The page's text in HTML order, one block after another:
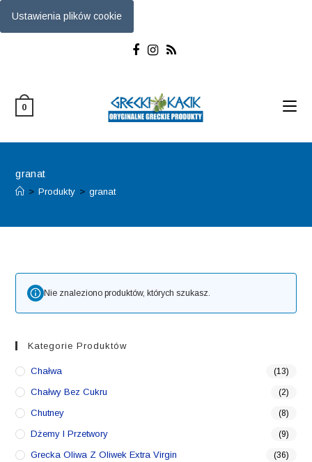
Ustawienia plików cookie
0
granat
> Produkty > granat
Nie znaleziono produktów, których szukasz.
Kategorie Produktów
Chałwa (13)
Chałwy Bez Cukru (2)
Chutney (8)
Dżemy I Przetwory (9)
Grecka Oliwa Z Oliwek Extra Virgin (36)